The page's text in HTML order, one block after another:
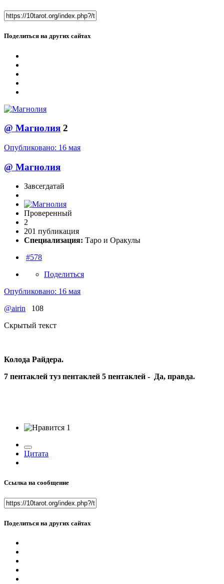
Поделиться на других сайтах
@ Магнолия 2
Опубликовано: 16 мая
@ Магнолия
Завсегдатай
Проверенный
2
201 публикация
Специализация: Таро и Оракулы
#578
Поделиться
Опубликовано: 16 мая
@airin 108
Скрытый текст
Колода Райдера.
7 пентаклей туз пентаклей 5 пентаклей - Да, правда.
1
Цитата
Ссылка на сообщение
Поделиться на других сайтах